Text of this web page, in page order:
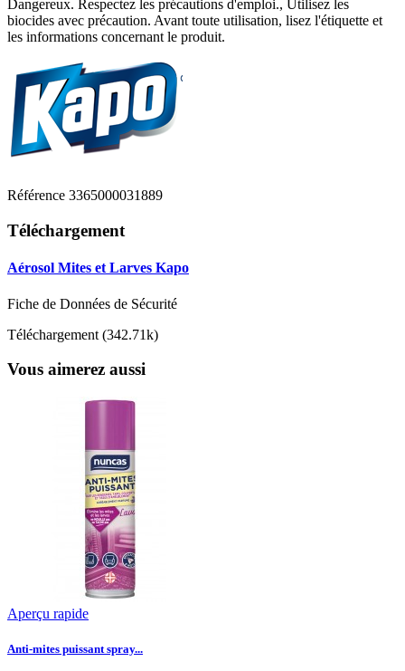
Dangereux. Respectez les précautions d'emploi., Utilisez les
biocides avec précaution. Avant toute utilisation, lisez l'étiquette et
les informations concernant le produit.
Référence 3365000031889
Téléchargement
Aérosol Mites et Larves Kapo
Fiche de Données de Sécurité
Téléchargement (342.71k)
Vous aimerez aussi
Aperçu rapide
Anti-mites puissant spray...